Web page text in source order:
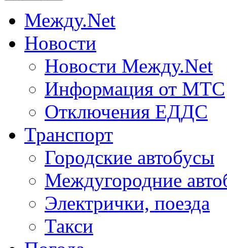
Между.Net
Новости
Новости Между.Net
Информация от МТС
Отключения ЕДДС
Транспорт
Городские автобусы
Междугородние
Электрички, поезда
Такси